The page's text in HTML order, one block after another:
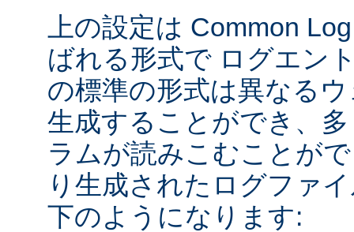
上の設定は Common
ばれる形式で ログエン
の標準の形式は異なる
生成することができ、
ラムが読みこむことが
り生成されたログファ
下のようになります: